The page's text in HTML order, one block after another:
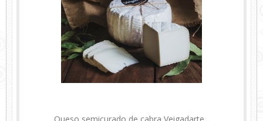
Queso semicurado de cabra Veigadarte...